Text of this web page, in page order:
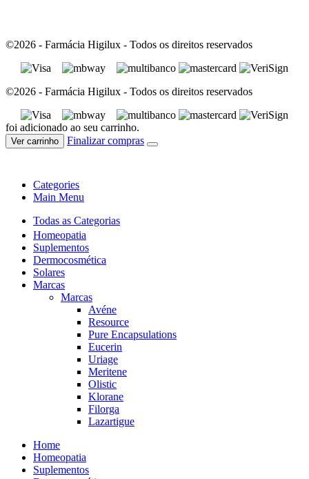
©2026 - Farmácia Higilux - Todos os direitos reservados
©2026 - Farmácia Higilux - Todos os direitos reservados
foi adicionado ao seu carrinho.
Ver carrinho Finalizar compras
Categories
Main Menu
Todas as Categorias
Homeopatia
Suplementos
Dermocosmética
Solares
Marcas
Marcas
Avéne
Resource
Pure Encapsulations
Eucerin
Uriage
Meritene
Olistic
Klorane
Filorga
Lazartigue
Home
Homeopatia
Suplementos